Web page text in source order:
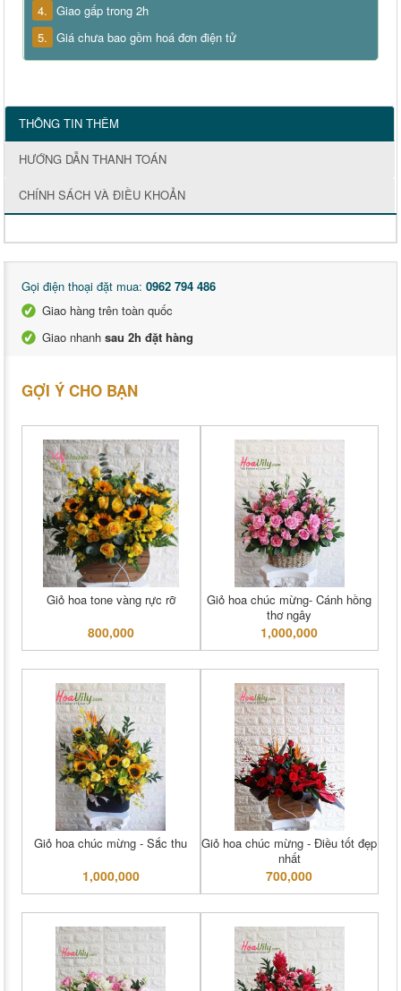
4. Giao gấp trong 2h
5. Giá chưa bao gồm hoá đơn điện tử
THÔNG TIN THÊM
HƯỚNG DẪN THANH TOÁN
CHÍNH SÁCH VÀ ĐIỀU KHOẢN
Gọi điện thoại đặt mua: 0962 794 486
Giao hàng trên toàn quốc
Giao nhanh sau 2h đặt hàng
GỢI Ý CHO BẠN
Giỏ hoa tone vàng rực rỡ
800,000
Giỏ hoa chúc mừng- Cánh hồng
thơ ngây
1,000,000
Giỏ hoa chúc mừng - Sắc thu
1,000,000
Giỏ hoa chúc mừng - Điều tốt đẹp
nhất
700,000